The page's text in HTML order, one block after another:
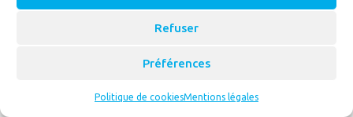
Refuser
Préférences
Politique de cookiesMentions légales